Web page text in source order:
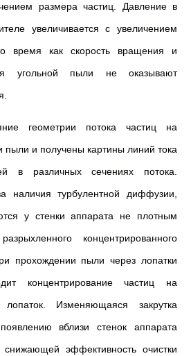
размера частиц. Давление в
увеличивается с увеличением
время как скорость вращения и
угольной пыли не оказывают
геометрии потока частиц на
пыли и получены картины линий тока
в различных сечениях потока.
наличия турбулентной диффузии,
у стенки аппарата не плотным
концентрированного
прохождении пыли через лопатки
концентрирование частиц на
Изменяющаяся закрутка
вблизи стенок аппарата
эффективность очистки